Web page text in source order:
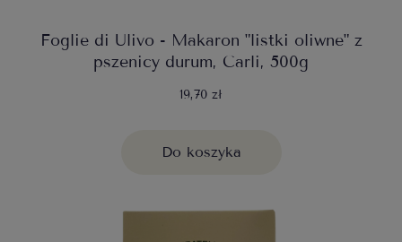
Foglie di Ulivo - Makaron "listki oliwne" z
pszenicy durum, Carli, 500g
19,70 zł
Do koszyka